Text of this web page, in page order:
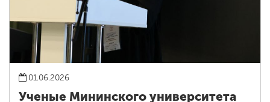
01.06.2026
Ученые Мининского университета